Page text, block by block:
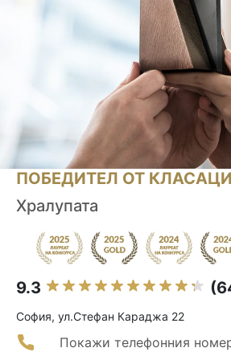
ПОБЕДИТЕЛ ОТ
Хралупата
9.3
София, ул.Стефан Караджа 22
Покажи телефонния